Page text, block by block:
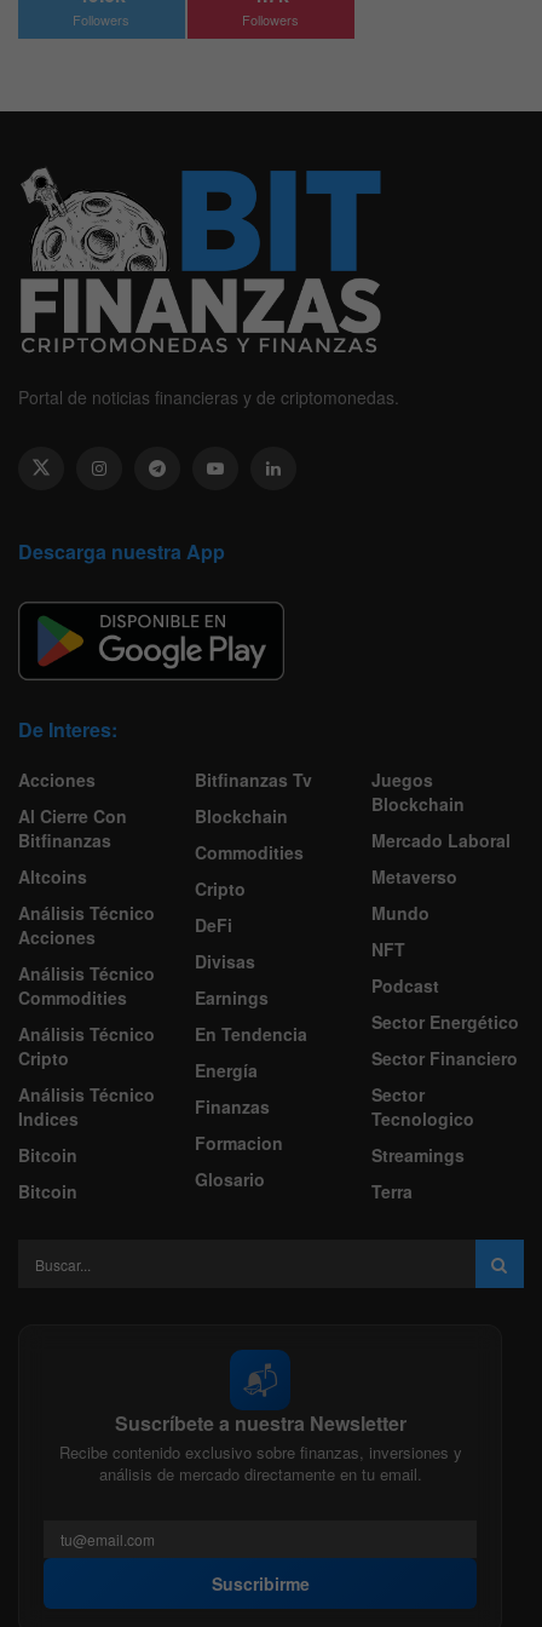
Followers Followers
Portal de noticias financieras y de criptomonedas.
Descarga nuestra App
De Interes:
Acciones
Al Cierre Con
Bitfinanzas
Altcoins
Análisis Técnico
Acciones
Análisis Técnico
Commodities
Análisis Técnico
Cripto
Análisis Técnico
Indices
Bitcoin
Bitcoin
Bitfinanzas Tv
Blockchain
Commodities
Cripto
DeFi
Divisas
Earnings
En Tendencia
Energía
Finanzas
Formacion
Glosario
Juegos
Blockchain
Mercado Laboral
Metaverso
Mundo
NFT
Podcast
Sector Energético
Sector Financiero
Sector
Tecnologico
Streamings
Terra
📬
Suscríbete a nuestra Newsletter
Recibe contenido exclusivo sobre finanzas, inversiones y
análisis de mercado directamente en tu email.
Suscribirme